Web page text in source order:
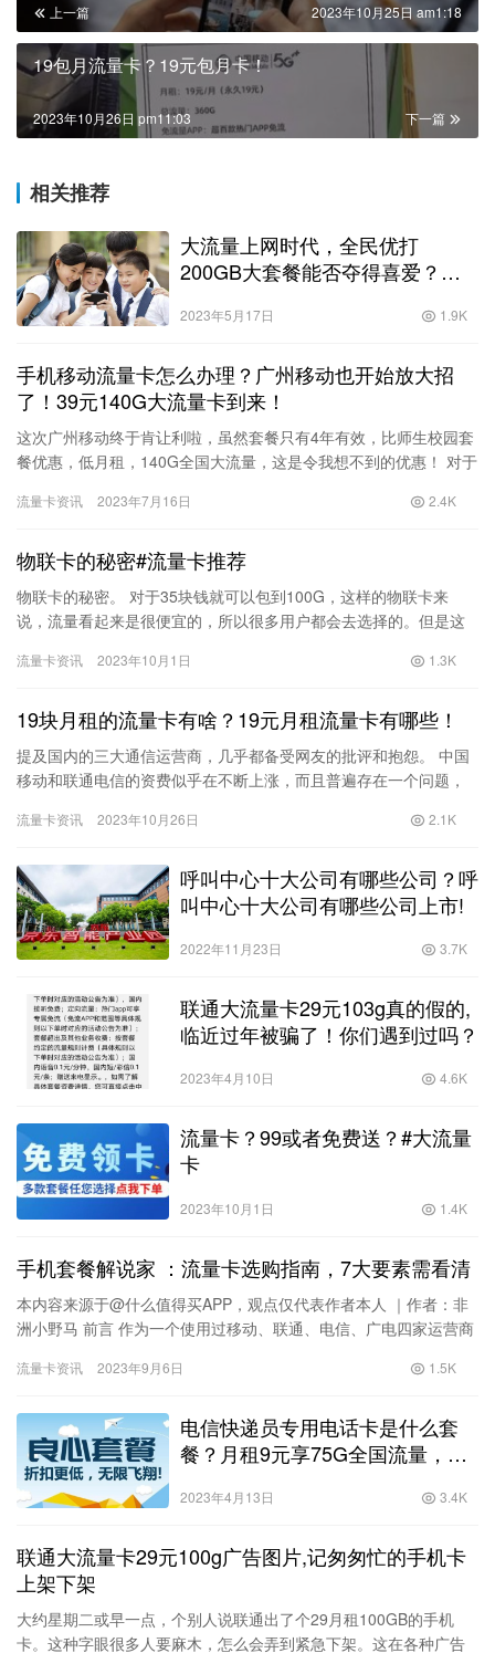
上一篇 2023年10月25日 am1:18
19包月流量卡？19元包月卡！
下一篇
2023年10月26日 pm11:03
相关推荐
大流量上网时代，全民优打
200GB大套餐能否夺得喜爱？？
2023年5月17日 1.9K
手机移动流量卡怎么办理？广州移动也开始放大招
了！39元140G大流量卡到来！
这次广州移动终于肯让利啦，虽然套餐只有4年有效，比师生校园套
餐优惠，低月租，140G全国大流量，这是令我想不到的优惠！ 对于
流量卡资讯 2023年7月16日 2.4K
物联卡的秘密#流量卡推荐
物联卡的秘密。 对于35块钱就可以包到100G，这样的物联卡来
说，流量看起来是很便宜的，所以很多用户都会去选择的。但是这
商…
流量卡资讯 2023年10月1日 1.3K
19块月租的流量卡有啥？19元月租流量卡有哪些！
提及国内的三大通信运营商，几乎都备受网友的批评和抱怨。 中国
移动和联通电信的资费似乎在不断上涨，而且普遍存在一个问题，
流量卡资讯 2023年10月26日 2.1K
呼叫中心十大公司有哪些公司？呼
叫中心十大公司有哪些公司上市!
2022年11月23日 3.7K
联通大流量卡29元103g真的假的,
临近过年被骗了！你们遇到过吗？
2023年4月10日 4.6K
流量卡？99或者免费送？#大流量
卡
2023年10月1日 1.4K
手机套餐解说家 ：流量卡选购指南，7大要素需看清
本内容来源于@什么值得买APP，观点仅代表作者本人 ｜作者：非
洲小野马 前言 作为一个使用过移动、联通、电信、广电四家运营商
流量卡资讯 2023年9月6日 1.5K
电信快递员专用电话卡是什么套
餐？月租9元享75G全国流量，不
2023年4月13日 3.4K
联通大流量卡29元100g广告图片,记匆匆忙的手机卡
上架下架
大约星期二或早一点，个别人说联通出了个29月租100GB的手机
卡。这种字眼很多人要麻木，怎么会弄到紧急下架。这在各种广告